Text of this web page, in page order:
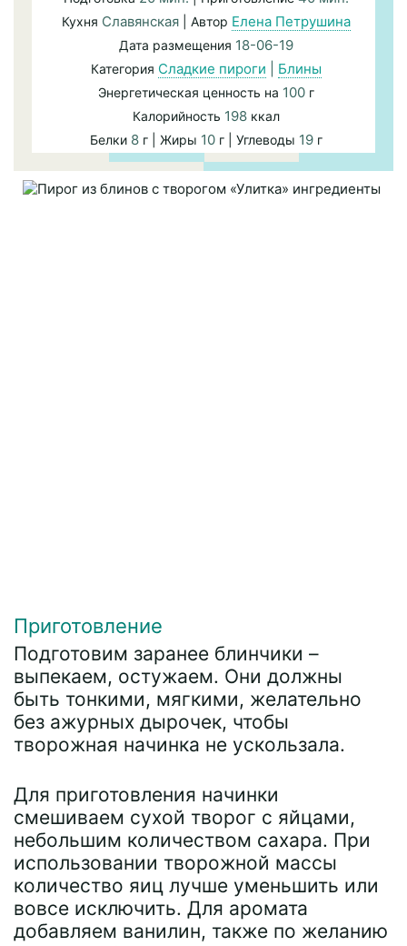
Кухня Славянская| Автор Елена Петрушина
Дата размещения 18-06-19
Категория Сладкие пироги Блины
Энергетическая ценность на 100г
Калорийность 198ккал
Белки 8г | Жиры 10г | Углеводы 19г
Приготовление
Подготовим заранее блинчики –
выпекаем, остужаем. Они должны
быть тонкими, мягкими, желательно
без ажурных дырочек, чтобы
творожная начинка не ускользала.
Для приготовления начинки
смешиваем сухой творог с яйцами,
небольшим количеством сахара. При
использовании творожной массы
количество яиц лучше уменьшить или
вовсе исключить. Для аромата
добавляем ванилин, также по желанию